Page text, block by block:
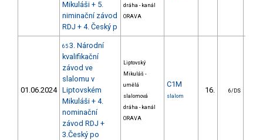
Mikuláši + 5.
niminační závod
RDJ + 4. Český p
dráha - kanál
ORAVA
01.06.2024
65 3. Národní
kvalifikační
závod ve
slalomu v
Liptovském
Mikuláši + 4.
nominační
závod RDJ +
3.Český po
Liptovský
Mikuláš -
umělá
slalomová
dráha - kanál
ORAVA
C1M
slalom
16. 6/DS